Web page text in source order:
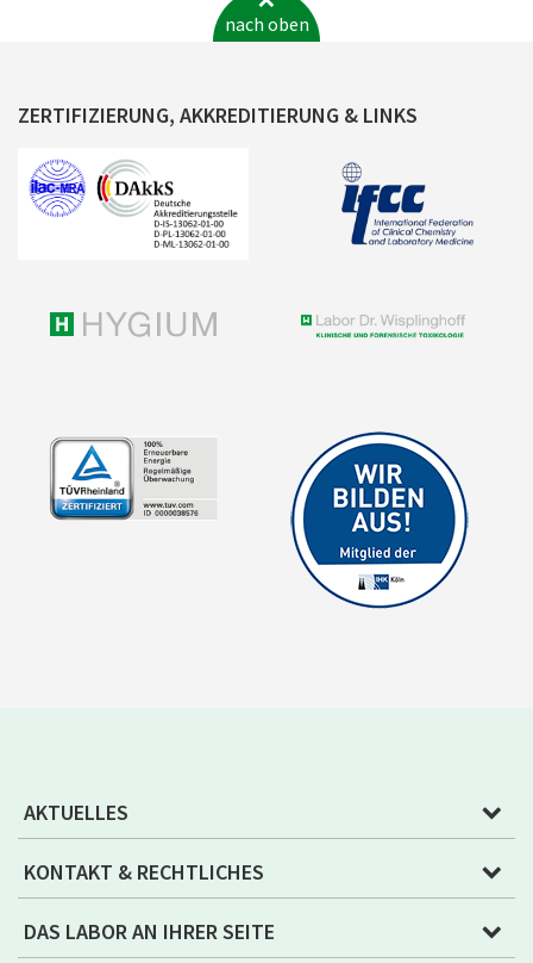
nach oben
ZERTIFIZIERUNG, AKKREDITIERUNG & LINKS
AKTUELLES
KONTAKT & RECHTLICHES
DAS LABOR AN IHRER SEITE